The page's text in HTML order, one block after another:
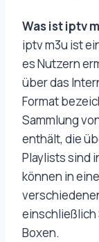
Was ist iptv
iptv m3u ist
es Nutzern
über das
Format
Sammlung
enthält, die
Playlists sind
können in
einschließlich
Boxen.